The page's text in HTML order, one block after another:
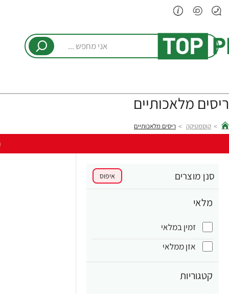
מחפש
ריסים מלאכותיים
home
קוסמטיקה ריסים מלאכותיים
סנן מוצרים איפוס
מלאי
זמין במלאי
אזן ממלאי
קטגוריות